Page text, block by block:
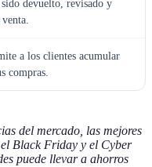
devuelto, revisado y
a los clientes acumular
compras.
del mercado, las mejores
Black Friday y el Cyber
puede llevar a ahorros